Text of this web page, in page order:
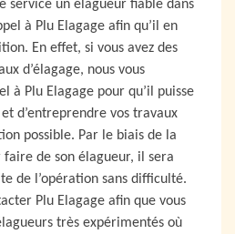
service un élagueur fiable dans
à Plu Elagage afin qu’il en
En effet, si vous avez des
d’élagage, nous vous
à Plu Elagage pour qu’il puisse
d’entreprendre vos travaux
possible. Par le biais de la
de son élagueur, il sera
de l’opération sans difficulté.
Plu Elagage afin que vous
très expérimentés où